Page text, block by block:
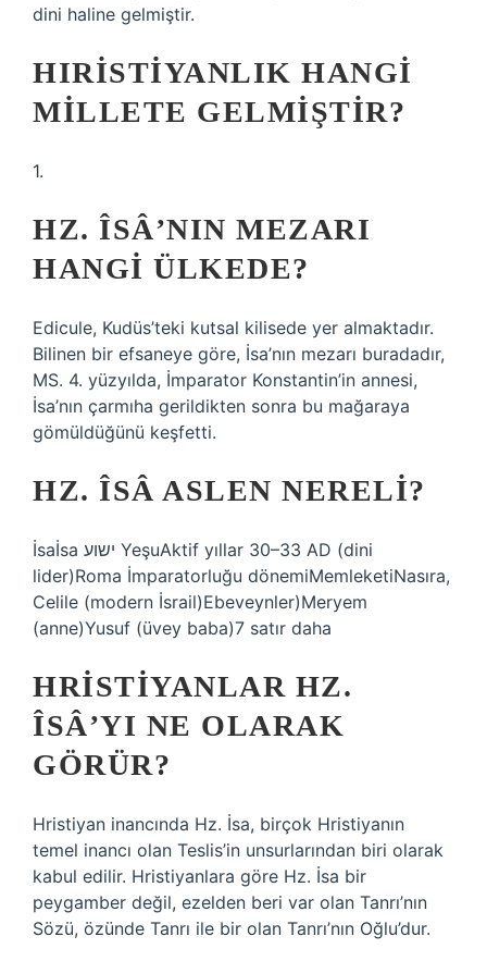
dini haline gelmiştir.
HIRISTIYANLIK HANGI
MILLETE GELMIŞTIR?
1.
HZ. ÎSÂ’NIN MEZARI
HANGI ÜLKEDE?
Edicule, Kudüs’teki kutsal kilisede yer almaktadır.
Bilinen bir efsaneye göre, İsa’nın mezarı buradadır,
MS. 4. yüzyılda, İmparator Konstantin’in annesi,
İsa’nın çarmıha gerildikten sonra bu mağaraya
gömüldüğünü keşfetti.
HZ. ÎSÂ ASLEN NERELI?
İsaİsa ישוע YeşuAktif yıllar 30–33 AD (dini
lider)Roma İmparatorluğu dönemiMemleketiNasıra,
Celile (modern İsrail)Ebeveynler)Meryem
(anne)Yusuf (üvey baba)7 satır daha
HRISTIYANLAR HZ.
ÎSÂ’YI NE OLARAK
GÖRÜR?
Hristiyan inancında Hz. İsa, birçok Hristiyanın
temel inancı olan Teslis’in unsurlarından biri olarak
kabul edilir. Hristiyanlara göre Hz. İsa bir
peygamber değil, ezelden beri var olan Tanrı’nın
Sözü, özünde Tanrı ile bir olan Tanrı’nın Oğlu’dur.